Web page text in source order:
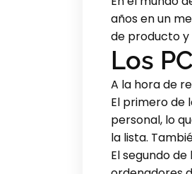
años en un
de producto y
Los
A la hora de
El primero de
personal, lo
la lista.
El segundo